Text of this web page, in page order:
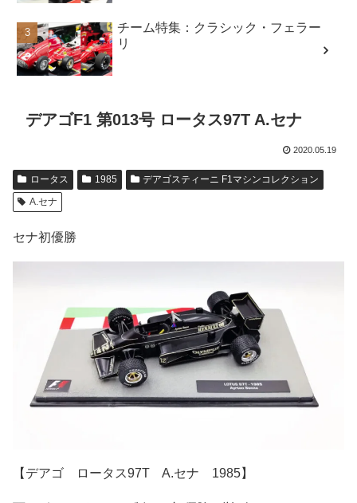
チーム特集：クラシック・フェラー
リ
デアゴF1 第013号 ロータス97T A.セナ
2020.05.19
ロータス 1985
デアゴスティーニ F1マシンコレクション
A.セナ
セナ初優勝
【デアゴ ロータス97T A.セナ 1985】